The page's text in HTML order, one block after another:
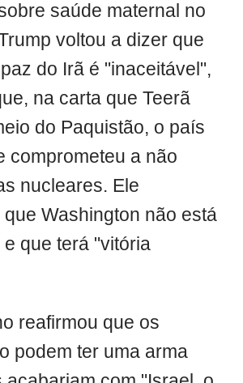
saúde maternal no
voltou a dizer que
do Irã é "inaceitável",
na carta que Teerã
do Paquistão, o país
comprometeu a não
nucleares. Ele
Washington não está
que terá "vitória
reafirmou que os
podem ter uma arma